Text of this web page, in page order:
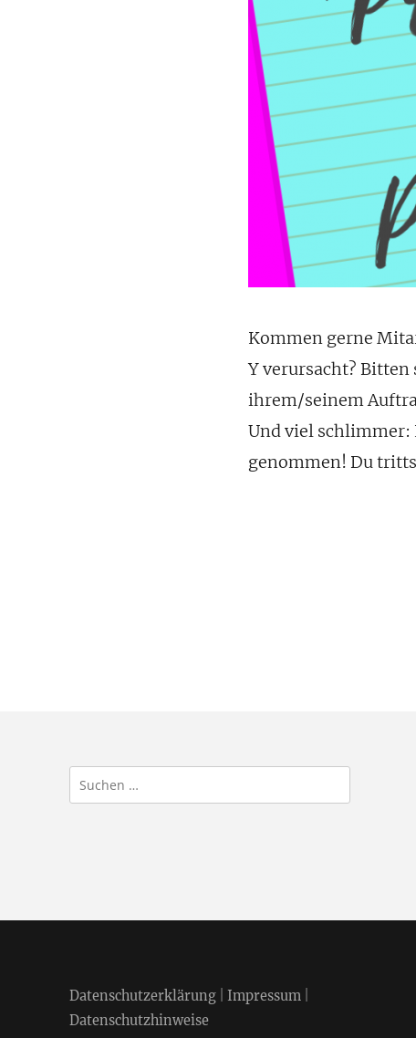
Kommen gerne
Y verursacht? Bitten
ihrem/seinem
Und viel schlimmer:
genommen! Du
Suchen
nach:
Datenschutzerklärung| Impressum|
Datenschutzhinweise